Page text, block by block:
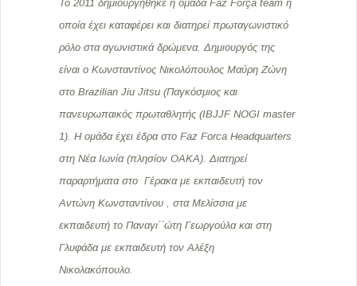
Το 2011 δημιουργήθηκε η ομάδα Faz Força team η
οποία έχει καταφέρει και διατηρεί πρωταγωνιστικό
ρόλο στα αγωνιστικά δρώμενα. Δημιουργός της
είναι ο Κωνσταντίνος Νικολόπουλος Μαύρη Ζώνη
στο Brazilian Jiu Jitsu (Παγκόσμιος και
πανευρωπαικός πρωταθλητής (IBJJF NOGI master
1). Η ομάδα έχει έδρα στο Faz Forca Headquarters
στη Νέα Ιωνία (πλησίον ΟΑΚΑ). Διατηρεί
παραρτήματα στο Γέρακα με εκπαιδευτή τον
Αντώνη Κωνσταντίνου , στα Μελίσσια με
εκπαιδευτή το Παναγι΄΄ώτη Γεωργούλα και στη
Γλυφάδα με εκπαιδευτή τον Αλέξη
Νικολακόπουλο.